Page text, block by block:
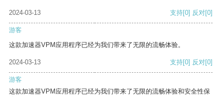
2024-03-13 支持[0] 反对[0]
游客
这款加速器VPM应用程序已经为我们带来了无限的流畅体验。
2024-03-13 支持[0] 反对[0]
游客
这款加速器VPM应用程序已经为我们带来了无限的流畅体验和安全性保